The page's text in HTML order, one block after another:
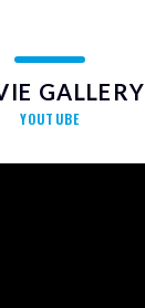
GALLERY
YOUTUBE